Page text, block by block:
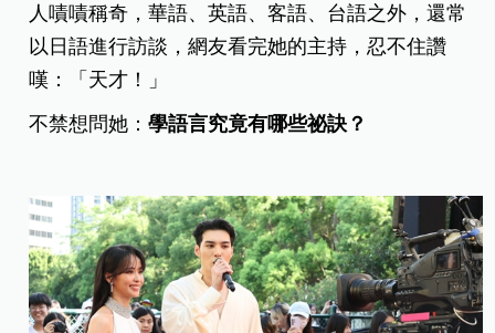
人嘖嘖稱奇，華語、英語、客語、台語之外，還常
以日語進行訪談，網友看完她的主持，忍不住讚
嘆：「天才！」
不禁想問她：學語言究竟有哪些祕訣？